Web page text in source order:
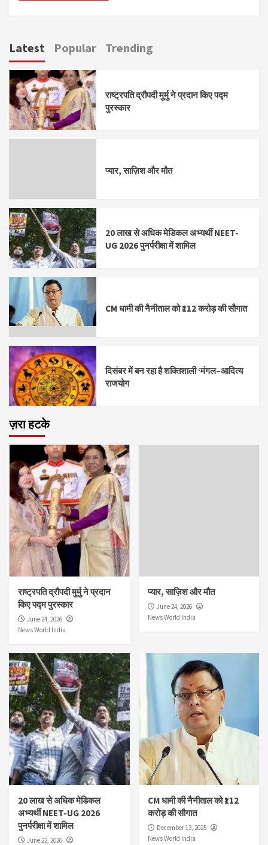
Latest Popular Trending
राष्ट्रपति द्रौपदी मुर्मु ने प्रदान किए पद्म
पुरस्कार
प्यार, साज़िश और मौत
20 लाख से अधिक मेडिकल अभ्यर्थी NEET-
UG 2026 पुनर्परीक्षा में शामिल
CM धामी की नैनीताल को ₹112 करोड़ की सौगात
दिसंबर में बन रहा है शक्तिशाली ‘मंगल–आदित्य
राजयोग
ज़रा हटके
राष्ट्रपति द्रौपदी मुर्मु ने प्रदान
किए पद्म पुरस्कार
June 24, 2026
News World India
प्यार, साज़िश और मौत
June 24, 2026
News World India
20 लाख से अधिक मेडिकल
अभ्यर्थी NEET-UG 2026
पुनर्परीक्षा में शामिल
June 22, 2026
CM धामी की नैनीताल को ₹112
करोड़ की सौगात
December 13, 2025
News World India